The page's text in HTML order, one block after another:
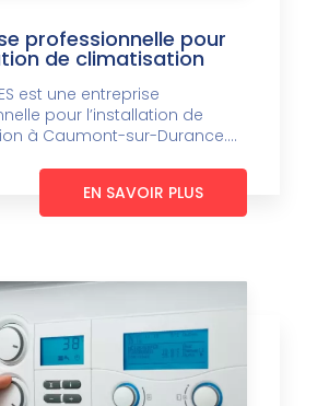
professionnelle pour
de climatisation
est une entreprise
pour l’installation de
à Caumont-sur-Durance....
EN SAVOIR PLUS